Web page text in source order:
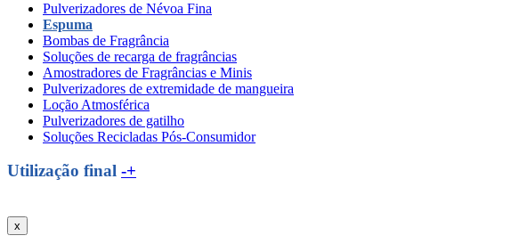
Pulverizadores de Névoa Fina
Espuma
Bombas de Fragrância
Soluções de recarga de fragrâncias
Amostradores de Fragrâncias e Minis
Pulverizadores de extremidade de mangueira
Loção Atmosférica
Pulverizadores de gatilho
Soluções Recicladas Pós-Consumidor
Utilização final -+
x